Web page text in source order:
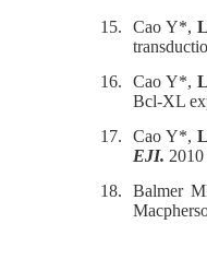
15.
Cao Y*,
16.
Cao Y*,
Bcl-XL
17.
Cao Y*,
EJI.
18.
Balmer